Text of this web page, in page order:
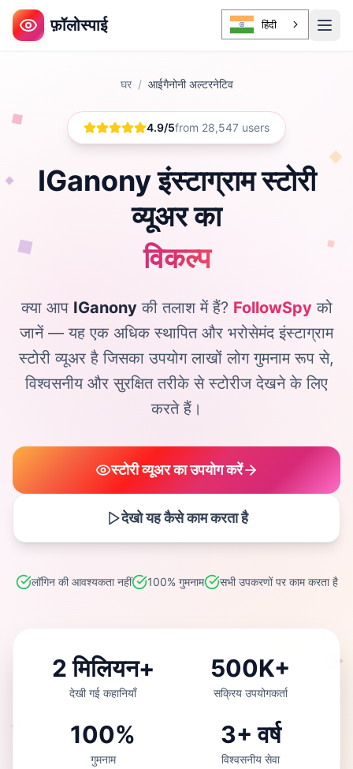
फ़ॉलोस्पाई हिंदी
घर / आईगैनोनी अल्टरनेटिव
4.9/5from 28,547 users
IGanony इंस्टाग्राम स्टोरी
व्यूअर का
विकल्प
क्या आप IGanonyकी तलाश में हैं? FollowSpyको
जानें — यह एक अधिक स्थापित और भरोसेमंद इंस्टाग्राम
स्टोरी व्यूअर है जिसका उपयोग लाखों लोग गुमनाम रूप से,
विश्वसनीय और सुरक्षित तरीके से स्टोरीज देखने के लिए
करते हैं।
स्टोरी व्यूअर का उपयोग करें
देखो यह कैसे काम करता है
लॉगिन की आवश्यकता नहीं 100% गुमनाम सभी उपकरणों पर काम करता है
2 मिलियन+
देखी गई कहानियाँ
500K+
सक्रिय उपयोगकर्ता
100%
गुमनाम
3+ वर्ष
विश्वसनीय सेवा